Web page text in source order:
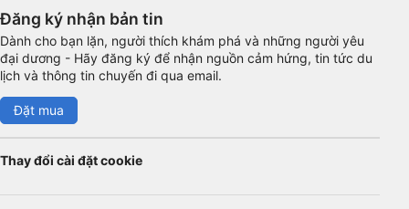
Đăng ký nhận bản tin
Dành cho bạn lặn, người thích khám phá và những người yêu
đại dương - Hãy đăng ký để nhận nguồn cảm hứng, tin tức du
lịch và thông tin chuyến đi qua email.
Đặt mua
Thay đổi cài đặt cookie